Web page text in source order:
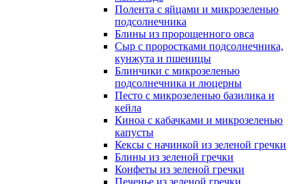
Полента с яйцами и микрозеленью
подсолнечника
Блины из пророщенного овса
Cыр с проростками подсолнечника,
кунжута и пшеницы
Блинчики с микрозеленью
подсолнечника и люцерны
Песто с микрозеленью базилика и
кейла
Киноа с кабачками и микрозеленью
капусты
Кексы с начинкой из зеленой гречки
Блины из зеленой гречки
Конфеты из зеленой гречки
Печенье из зеленой гречки